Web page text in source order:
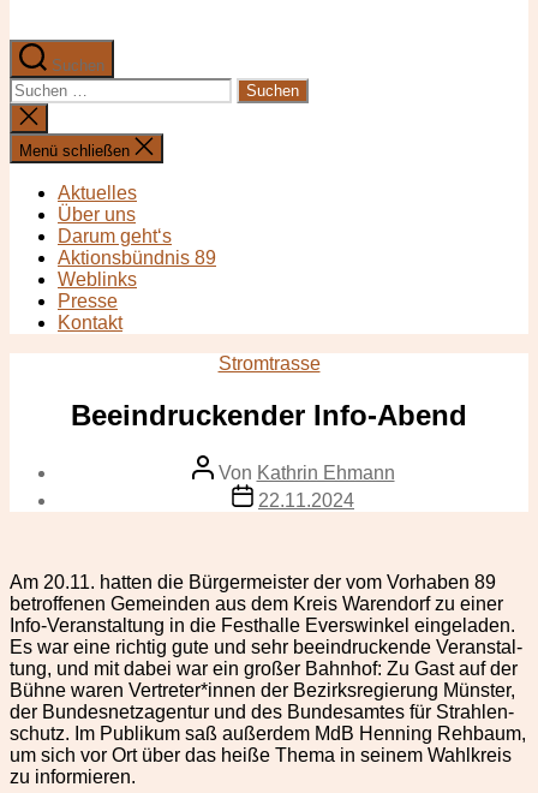
Suchen
Suchen
nach:
Suche
schließen
Menü schließen
Aktuelles
Über uns
Darum geht‘s
Aktionsbündnis 89
Weblinks
Presse
Kontakt
Kategorien
Stromtrasse
Beeindruckender Info-Abend
Beitragsautor
Von Kathrin Ehmann
Veröffentlichungsdatum
22.11.2024
Am 20.11. hat­ten die Bürg­er­meis­ter der vom Vorhaben 89
betrof­fe­nen Gemein­den aus dem Kreis Waren­dorf zu ein­er
Info-Ver­anstal­tung in die Fes­thalle Ever­swinkel ein­ge­laden.
Es war eine richtig gute und sehr beein­druck­ende Ver­anstal­
tung, und mit dabei war ein großer Bahn­hof: Zu Gast auf der
Bühne waren Vertreter*innen der Bezirk­sregierung Mün­ster,
der Bun­desnet­za­gen­tur und des Bun­de­samtes für Strahlen­
schutz. Im Pub­likum saß außer­dem MdB Hen­ning Rehbaum,
um sich vor Ort über das heiße The­ma in seinem Wahlkreis
zu informieren.